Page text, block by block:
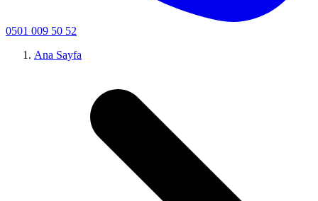
0501 009 50 52
Ana Sayfa